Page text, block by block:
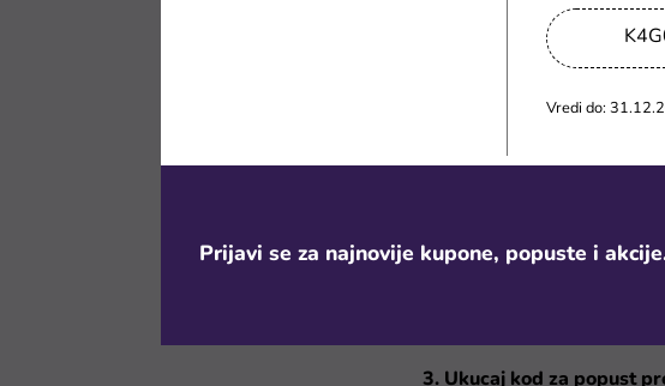
3. Ukucaj kod za popust
Vredi do:
Prijavi se za najnovije kupone, popuste i